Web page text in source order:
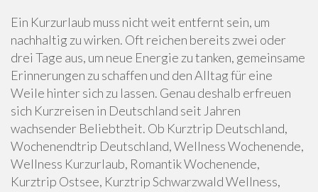
Ein Kurzurlaub muss nicht weit entfernt sein, um
nachhaltig zu wirken. Oft reichen bereits zwei oder
drei Tage aus, um neue Energie zu tanken, gemeinsame
Erinnerungen zu schaffen und den Alltag für eine
Weile hinter sich zu lassen. Genau deshalb erfreuen
sich Kurzreisen in Deutschland seit Jahren
wachsender Beliebtheit. Ob Kurztrip Deutschland,
Wochenendtrip Deutschland, Wellness Wochenende,
Wellness Kurzurlaub, Romantik Wochenende,
Kurztrip Ostsee, Kurztrip Schwarzwald Wellness,